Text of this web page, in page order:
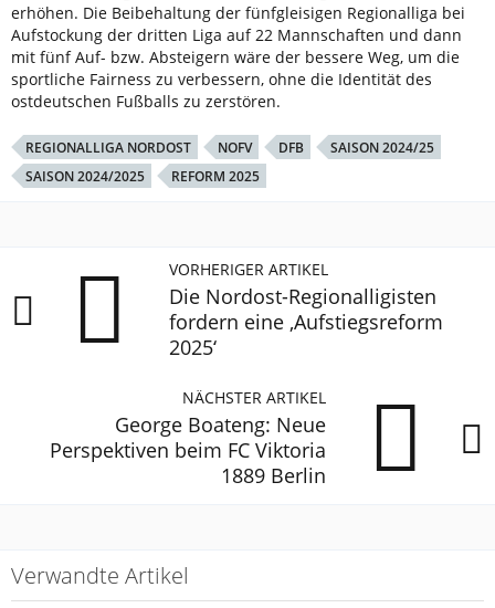
erhöhen. Die Beibehaltung der fünfgleisigen Regionalliga bei
Aufstockung der dritten Liga auf 22 Mannschaften und dann
mit fünf Auf- bzw. Absteigern wäre der bessere Weg, um die
sportliche Fairness zu verbessern, ohne die Identität des
ostdeutschen Fußballs zu zerstören.
REGIONALLIGA NORDOST NOFV DFB
SAISON 2024/25
SAISON 2024/2025
REFORM 2025
VORHERIGER ARTIKEL
Die Nordost-Regionalligisten
fordern eine ‚Aufstiegsreform
2025‘
NÄCHSTER ARTIKEL
George Boateng: Neue
Perspektiven beim FC Viktoria
1889 Berlin
Verwandte Artikel